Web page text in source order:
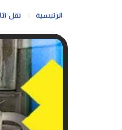
الرئيسية نقل